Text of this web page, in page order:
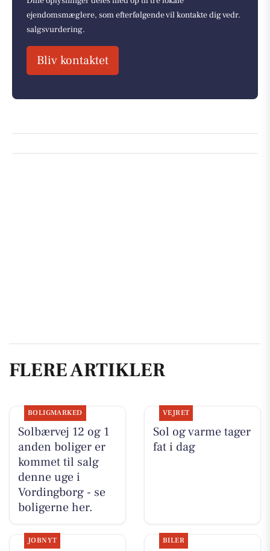
ejendomsmæglere, som efterfølgende vil kontakte dig vedr.
salgsvurdering.
Bliv kontaktet
FLERE ARTIKLER
BOLIGMARKED
Solbærvej 12 og 1
anden boliger er
kommet til salg
denne uge i
Vordingborg - se
boligerne her.
VEJRET
Sol og varme tager
fat i dag
JOBNYT BILER